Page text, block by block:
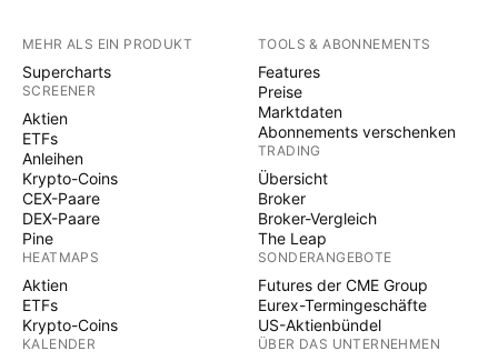
MEHR ALS EIN PRODUKT
Supercharts
SCREENER
Aktien
ETFs
Anleihen
Krypto-Coins
CEX-Paare
DEX-Paare
Pine
HEATMAPS
Aktien
ETFs
Krypto-Coins
KALENDER
TOOLS & ABONNEMENTS
Features
Preise
Marktdaten
Abonnements verschenken
TRADING
Übersicht
Broker
Broker-Vergleich
The Leap
SONDERANGEBOTE
Futures der CME Group
Eurex-Termingeschäfte
US-Aktienbündel
ÜBER DAS UNTERNEHMEN